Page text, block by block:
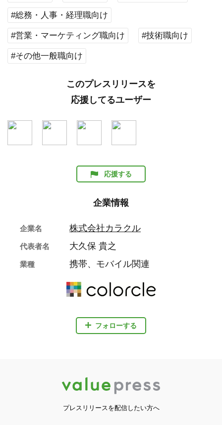
#総務・人事・経理職向け
#営業・マーケティング職向け #技術職向け
#その他一般職向け
このプレスリリースを
応援してるユーザー
応援する
企業情報
フォローする
企業名 株式会社カラクル
代表者名 大久保 貴之
業種 携帯、モバイル関連
プレスリリースを配信したい方へ